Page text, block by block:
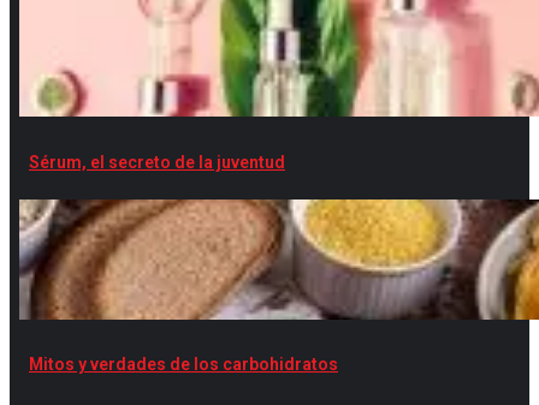
Sérum, el secreto de la juventud
Mitos y verdades de los carbohidratos